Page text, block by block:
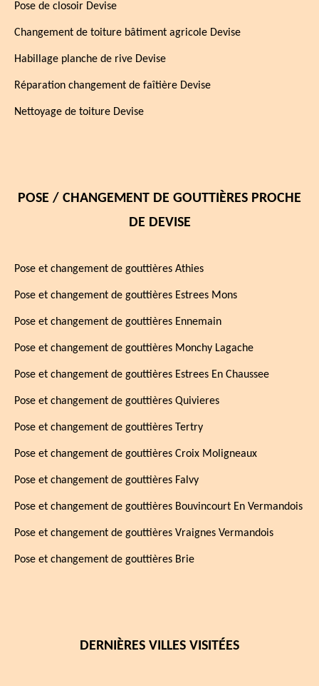
Pose de closoir Devise
Changement de toiture bâtiment agricole Devise
Habillage planche de rive Devise
Réparation changement de faîtière Devise
Nettoyage de toiture Devise
POSE / CHANGEMENT DE GOUTTIÈRES PROCHE
DE DEVISE
Pose et changement de gouttières Athies
Pose et changement de gouttières Estrees Mons
Pose et changement de gouttières Ennemain
Pose et changement de gouttières Monchy Lagache
Pose et changement de gouttières Estrees En Chaussee
Pose et changement de gouttières Quivieres
Pose et changement de gouttières Tertry
Pose et changement de gouttières Croix Moligneaux
Pose et changement de gouttières Falvy
Pose et changement de gouttières Bouvincourt En Vermandois
Pose et changement de gouttières Vraignes Vermandois
Pose et changement de gouttières Brie
DERNIÈRES VILLES VISITÉES